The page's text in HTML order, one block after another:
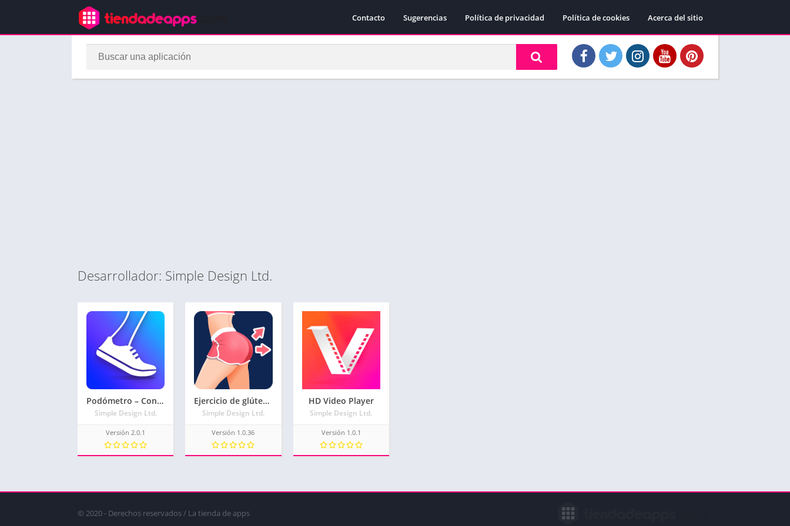
Contacto Sugerencias Política de privacidad Política de cookies Acerca del sitio
Desarrollador: Simple Design Ltd.
Podómetro – Contador de Calorías y Pasos Gratis
Simple Design Ltd.
Versión 2.0.1
Ejercicio de glúteos y piernas – glúteos perfectos
Simple Design Ltd.
Versión 1.0.36
HD Video Player
Simple Design Ltd.
Versión 1.0.1
© 2020 - Derechos reservados / La tienda de apps